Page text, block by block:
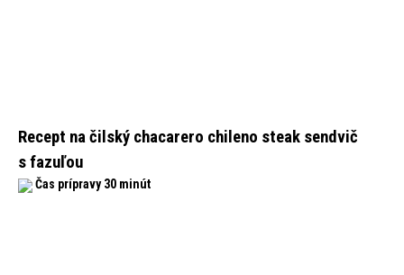
Recept na čilský chacarero chileno steak sendvič
s fazuľou
Čas prípravy 30 minút